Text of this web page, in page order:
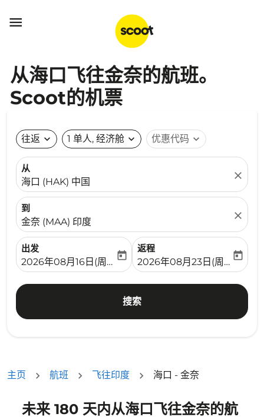

从海口飞往金奈的航班。
Scoot的机票
往返 expand_more 1 单人, 经济舱 expand_more 优惠代码 expand_more
从
海口 (HAK) 中国
close
到
金奈 (MAA) 印度
close
出发
fc-booking-departure-date-aria-label
2026年08月16日(周日)
today
返程
fc-booking-return-date-
2026年08月23日(周日)
today
搜索
主页 航班 飞往印度 海口 - 金奈
未来 180 天内从海口飞往金奈的航
没有符合您的筛选条件的机票。请调整您的筛选条件。